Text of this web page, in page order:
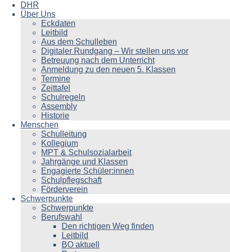
DHR
Über Uns
Eckdaten
Leitbild
Aus dem Schulleben
Digitaler Rundgang – Wir stellen uns vor
Betreuung nach dem Unterricht
Anmeldung zu den neuen 5. Klassen
Termine
Zeittafel
Schulregeln
Assembly
Historie
Menschen
Schulleitung
Kollegium
MPT & Schulsozialarbeit
Jahrgänge und Klassen
Engagierte Schüler:innen
Schulpflegschaft
Förderverein
Schwerpunkte
Schwerpunkte
Berufswahl
Den richtigen Weg finden
Leitbild
BO aktuell